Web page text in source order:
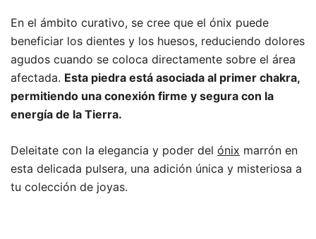
En el ámbito curativo, se cree que el ónix puede
beneficiar los dientes y los huesos, reduciendo dolores
agudos cuando se coloca directamente sobre el área
afectada. Esta piedra está asociada al primer chakra,
permitiendo una conexión firme y segura con la
energía de la Tierra.
Deleitate con la elegancia y poder del ónix marrón en
esta delicada pulsera, una adición única y misteriosa a
tu colección de joyas.